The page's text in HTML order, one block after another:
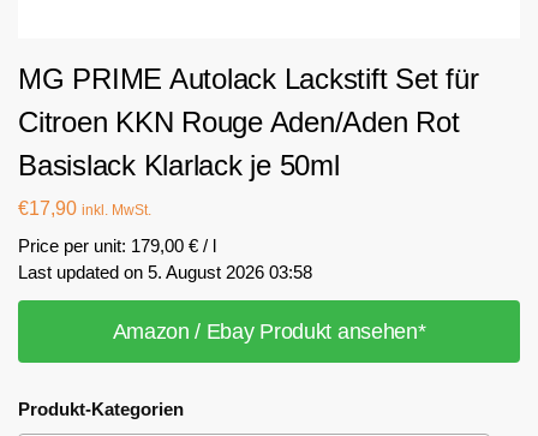
MG PRIME Autolack Lackstift Set für
Citroen KKN Rouge Aden/Aden Rot
Basislack Klarlack je 50ml
€17,90 inkl. MwSt.
Price per unit: 179,00 € / l
Last updated on 5. August 2026 03:58
Amazon / Ebay Produkt ansehen*
Produkt-Kategorien